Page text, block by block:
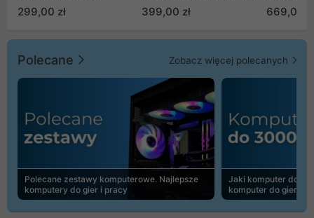
299,00 zł 399,00 zł 669,00
Polecane Zobacz więcej polecanych
Polecane zestawy komputerowe. Najlepsze
komputery do gier i pracy
Jaki komputer do
komputer do gier |